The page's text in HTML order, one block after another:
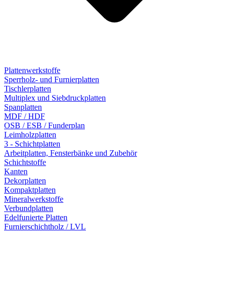
Plattenwerkstoffe
Sperrholz- und Furnierplatten
Tischlerplatten
Multiplex und Siebdruckplatten
Spanplatten
MDF / HDF
OSB / ESB / Funderplan
Leimholzplatten
3 - Schichtplatten
Arbeitplatten, Fensterbänke und Zubehör
Schichtstoffe
Kanten
Dekorplatten
Kompaktplatten
Mineralwerkstoffe
Verbundplatten
Edelfunierte Platten
Furnierschichtholz / LVL